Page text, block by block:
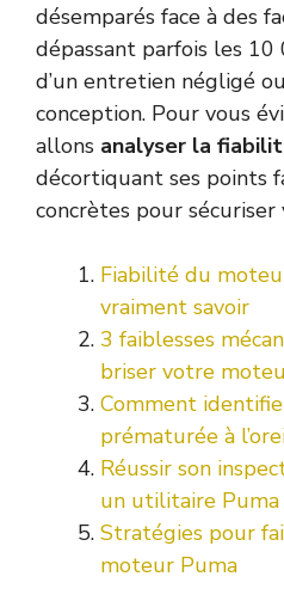
désemparés face à des
dépassant parfois les 10
d’un entretien négligé
conception. Pour vous
allons analyser la
décortiquant ses points
concrètes pour
Fiabilité du
vraiment savoir
3 faiblesses
briser votre
Comment
prématurée à
Réussir son
un utilitaire Puma
Stratégies pour
moteur Puma